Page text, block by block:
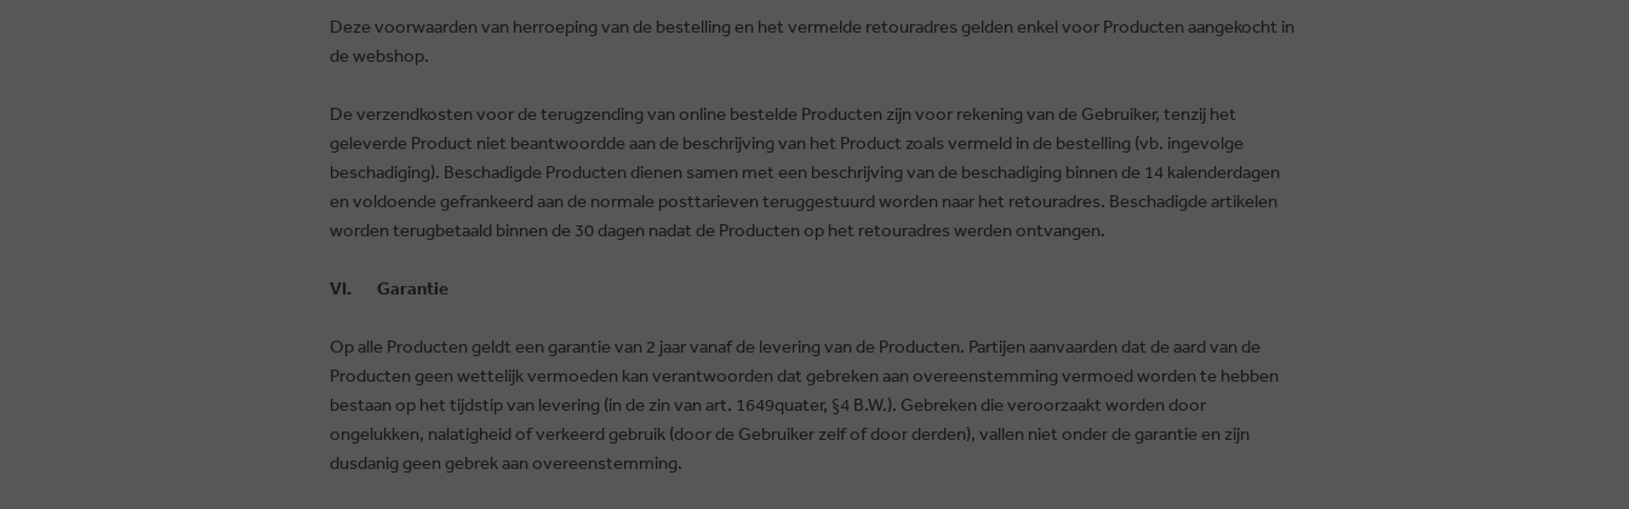
Deze voorwaarden van herroeping van de bestelling en het vermelde retouradres gelden enkel voor Producten aangekocht in
de webshop.
De verzendkosten voor de terugzending van online bestelde Producten zijn voor rekening van de Gebruiker, tenzij het
geleverde Product niet beantwoordde aan de beschrijving van het Product zoals vermeld in de bestelling (vb. ingevolge
beschadiging). Beschadigde Producten dienen samen met een beschrijving van de beschadiging binnen de 14 kalenderdagen
en voldoende gefrankeerd aan de normale posttarieven teruggestuurd worden naar het retouradres. Beschadigde artikelen
worden terugbetaald binnen de 30 dagen nadat de Producten op het retouradres werden ontvangen.
VI. Garantie
Op alle Producten geldt een garantie van 2 jaar vanaf de levering van de Producten. Partijen aanvaarden dat de aard van de
Producten geen wettelijk vermoeden kan verantwoorden dat gebreken aan overeenstemming vermoed worden te hebben
bestaan op het tijdstip van levering (in de zin van art. 1649quater, §4 B.W.). Gebreken die veroorzaakt worden door
ongelukken, nalatigheid of verkeerd gebruik (door de Gebruiker zelf of door derden), vallen niet onder de garantie en zijn
dusdanig geen gebrek aan overeenstemming.